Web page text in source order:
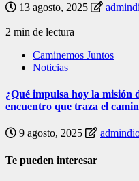
13 agosto, 2025
2 min de lectura
Caminemos Juntos
Noticias
¿Qué impulsa hoy la misión
encuentro que traza el
9 agosto, 2025
Te pueden interesar